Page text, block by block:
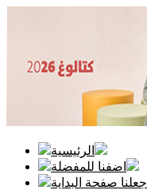
الرئيسية
اضفنا للمفضلة
اجعلنا صفحة البداية